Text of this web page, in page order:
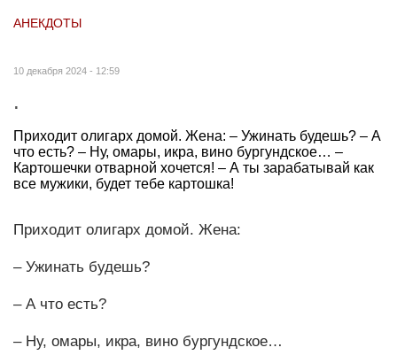
АНЕКДОТЫ
10 декабря 2024 - 12:59
.
Приходит олигарх домой. Жена: – Ужинать будешь? – А
что есть? – Ну, омары, икра, вино бургундское… –
Картошечки отварной хочется! – А ты зарабатывай как
все мужики, будет тебе картошка!
Приходит олигарх домой. Жена:
– Ужинать будешь?
– А что есть?
– Ну, омары, икра, вино бургундское…